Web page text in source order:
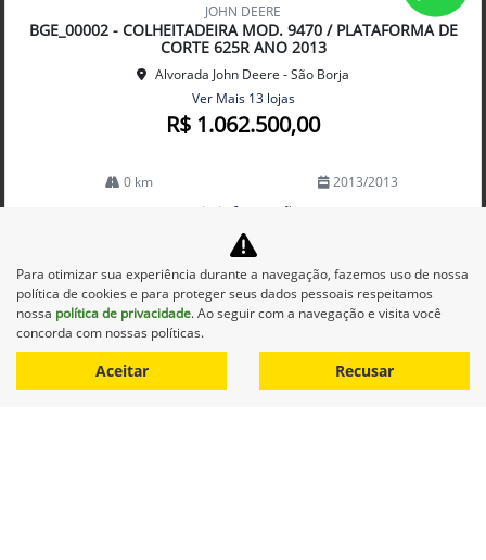
arti
lhe
JOHN DEERE
BGE_00002 - COLHEITADEIRA MOD. 9470 / PLATAFORMA DE
CORTE 625R ANO 2013
Alvorada John Deere - São Borja
Ver Mais 13 lojas
R$ 1.062.500,00
0 km 2013/2013
Mais informações
Para otimizar sua experiência durante a navegação, fazemos uso de nossa
política de cookies e para proteger seus dados pessoais respeitamos
nossa política de privacidade. Ao seguir com a navegação e visita você
concorda com nossas políticas.
Aceitar Recusar